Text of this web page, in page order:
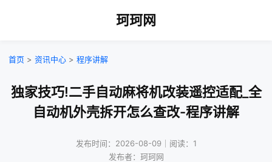
珂珂网
首页 > 资讯中心 > 程序讲解
独家技巧!二手自动麻将机改装遥控适配_全
自动机外壳拆开怎么查改-程序讲解
发布时间：2026-08-09｜阅读：1
发布者：珂珂网